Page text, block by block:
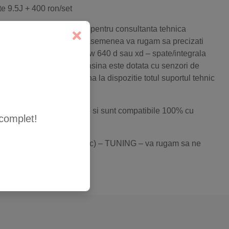
9.5J + 400 ron/set
nostrii de vanzari pentru consultanta tehnica
suplimentare.De asemenea va rugam sa precizati
al auto Dvs.(ex. Bmw 640 d sau xd – spate/integrala
marite,daca masina este dotata cu senzori de
tehnic o sa va puna la dispozitie totul suportul tehnic
noastra sunt omologate si sunt compatibile 100% cu
– TUNING – va rugam sa ne